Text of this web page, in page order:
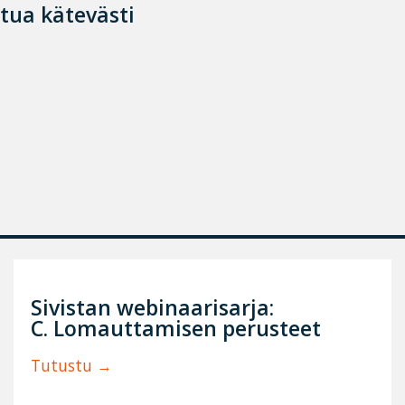
kätevästi
Sivistan webinaarisarja:
C. Lomauttamisen perusteet
Tutustu